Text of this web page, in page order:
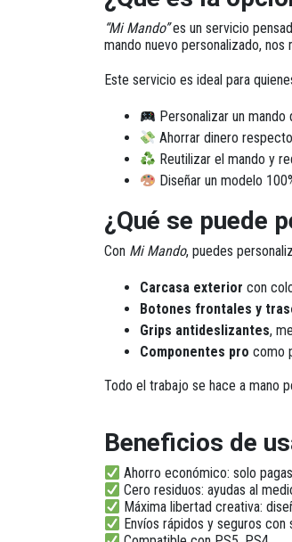
“Mi Mando”es un servicio
mando nuevo personalizado, nos
Este servicio es ideal para
Personalizar un mando
Ahorrar dinero
Reutilizar el mando y
Diseñar un modelo
¿Qué se puede
Con Mi Mando, puedes
Carcasa exterior con
Botones frontales y
Grips antideslizantes,
Componentes pro como
Todo el trabajo se hace a mano
Beneficios de
Ahorro económico: solo
Cero residuos: ayudas al
Máxima libertad creativa:
Envíos rápidos y seguros con